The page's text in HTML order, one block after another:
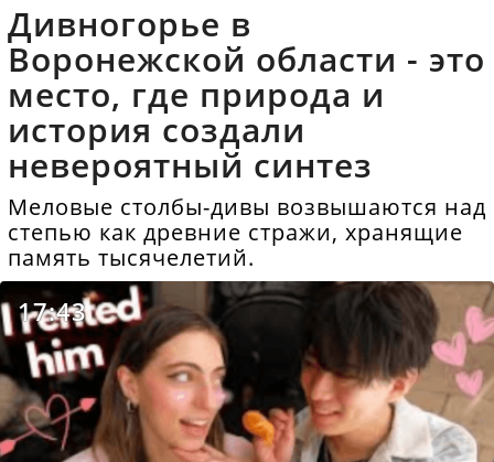
Дивногорье в
Воронежской области - это
место, где природа и
история создали
невероятный синтез
Меловые столбы-дивы возвышаются над
степью как древние стражи, хранящие
память тысячелетий.
17:43